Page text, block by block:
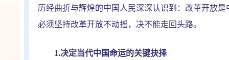
历经曲折与辉煌的中国人民深深认识到：改革开放
必须坚持改革开放不动摇，决不能走回头路。
1.决定当代中国命运的关键抉择